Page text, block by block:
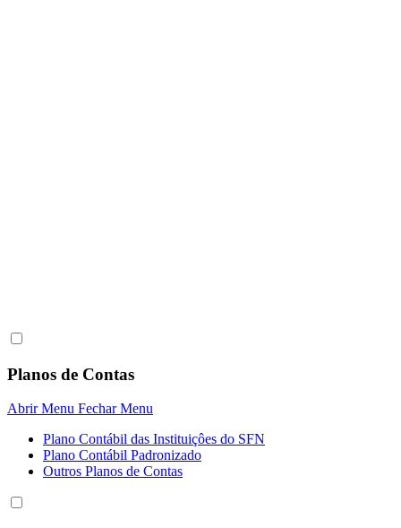
Planos de Contas
Abrir Menu Fechar Menu
Plano Contábil das Instituiçôes do SFN
Plano Contábil Padronizado
Outros Planos de Contas